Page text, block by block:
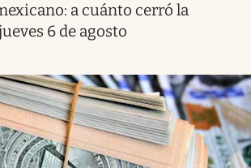
a cuánto cerró la
6 de agosto